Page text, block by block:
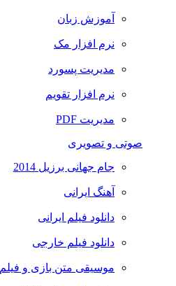
آموزش زبان
نرم افزار مک
مدیریت پسورد
نرم افزار تقویم
مدیریت PDF
صوتی و تصویری
جام جهانی برزیل 2014
آهنگ ایرانی
دانلود فیلم ایرانی
دانلود فیلم خارجی
موسیقی متن بازی و فیلم